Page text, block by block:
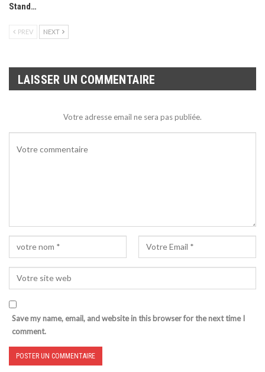
Stand…
PREV NEXT
LAISSER UN COMMENTAIRE
Votre adresse email ne sera pas publiée.
Save my name, email, and website in this browser for the next time I
comment.